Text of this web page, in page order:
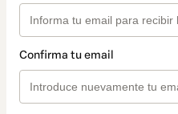
Confirma tu email